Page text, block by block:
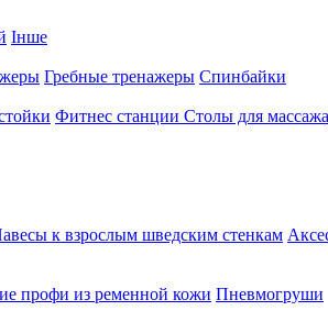
Інше
Гребные тренажеры Спинбайки
Фитнес станции Столы для массажа
к взрослым шведским стенкам
профи из ременной кожи Пневмогруши